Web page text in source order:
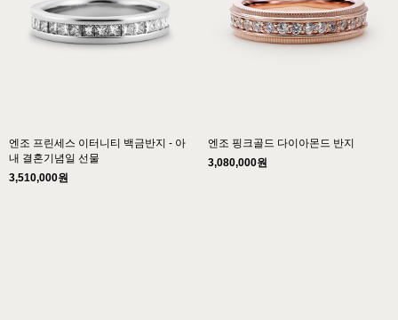
엔조 프린세스 이터니티 백금반지 - 아
내 결혼기념일 선물
3,510,000원
엔조 핑크골드 다이아몬드 반지
3,080,000원